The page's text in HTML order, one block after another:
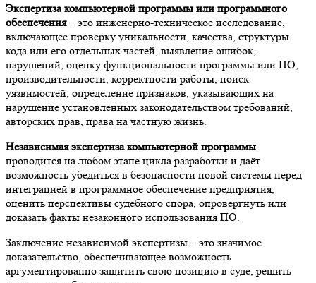
Экспертиза компьютерной программы или программного
обеспечения– это инженерно-техническое исследование,
включающее проверку уникальности, качества, структуры
кода или его отдельных частей, выявление ошибок,
нарушений, оценку функциональности программы или ПО,
производительности, корректности работы, поиск
уязвимостей, определение признаков, указывающих на
нарушение установленных законодательством требований,
авторских прав, права на частную жизнь.
Независимая экспертиза компьютерной программы
проводится на любом этапе цикла разработки и даёт
возможность убедиться в безопасности новой системы перед
интеграцией в программное обеспечение предприятия,
оценить перспективы судебного спора, опровергнуть или
доказать факты незаконного использования ПО.
Заключение независимой экспертизы – это значимое
доказательство, обеспечивающее возможность
аргументированно защитить свою позицию в суде, решить